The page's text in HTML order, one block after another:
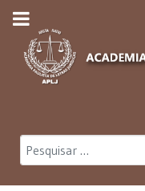
Pesquisar